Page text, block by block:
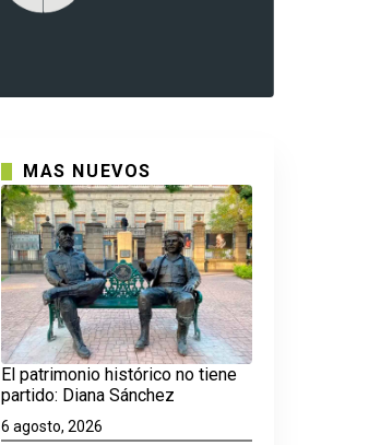
MAS NUEVOS
El patrimonio histórico no tiene
partido: Diana Sánchez
6 agosto, 2026